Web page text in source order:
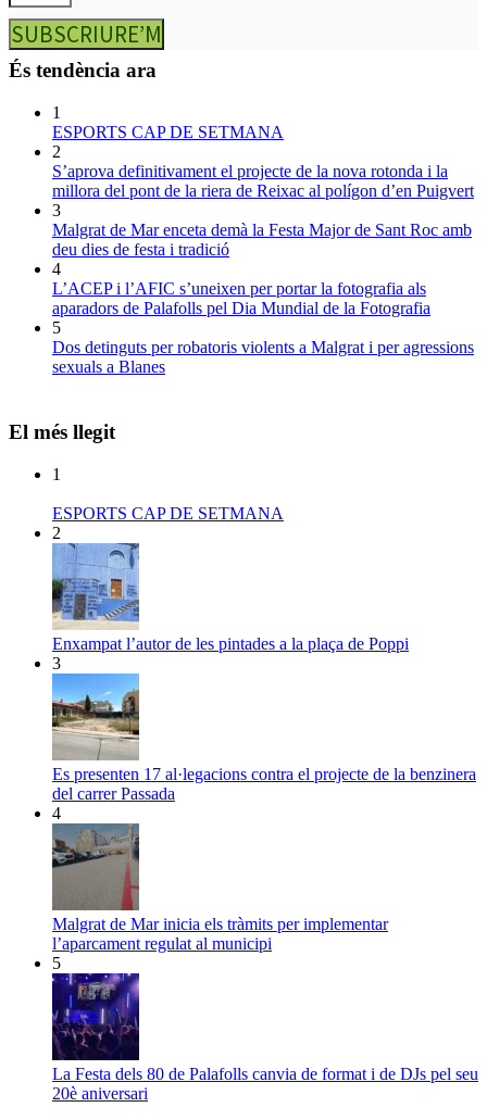
SUBSCRIURE’M
És tendència ara
1
ESPORTS CAP DE SETMANA
2
S’aprova definitivament el projecte de la nova rotonda i la
millora del pont de la riera de Reixac al polígon d’en Puigvert
3
Malgrat de Mar enceta demà la Festa Major de Sant Roc amb
deu dies de festa i tradició
4
L’ACEP i l’AFIC s’uneixen per portar la fotografia als
aparadors de Palafolls pel Dia Mundial de la Fotografia
5
Dos detinguts per robatoris violents a Malgrat i per agressions
sexuals a Blanes
El més llegit
1
ESPORTS CAP DE SETMANA
2
Enxampat l’autor de les pintades a la plaça de Poppi
3
Es presenten 17 al·legacions contra el projecte de la benzinera
del carrer Passada
4
Malgrat de Mar inicia els tràmits per implementar
l’aparcament regulat al municipi
5
La Festa dels 80 de Palafolls canvia de format i de DJs pel seu
20è aniversari